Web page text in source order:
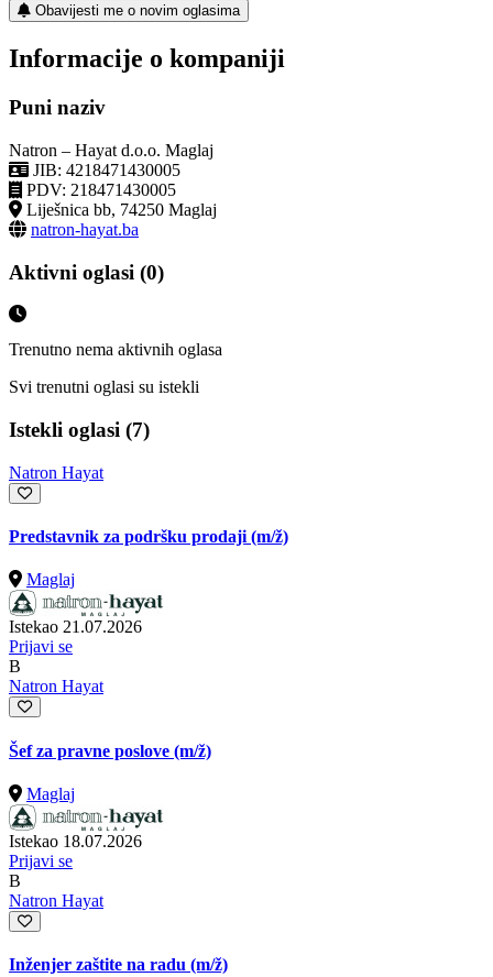
Obavijesti me o novim oglasima
Informacije o kompaniji
Puni naziv
Natron – Hayat d.o.o. Maglaj
JIB: 4218471430005
PDV: 218471430005
Liješnica bb, 74250 Maglaj
natron-hayat.ba
Aktivni oglasi (0)
Trenutno nema aktivnih oglasa
Svi trenutni oglasi su istekli
Istekli oglasi (7)
Natron Hayat
Predstavnik za podršku prodaji (m/ž)
Maglaj
Istekao 21.07.2026
Prijavi se
B
Natron Hayat
Šef za pravne poslove (m/ž)
Maglaj
Istekao 18.07.2026
Prijavi se
B
Natron Hayat
Inženjer zaštite na radu (m/ž)